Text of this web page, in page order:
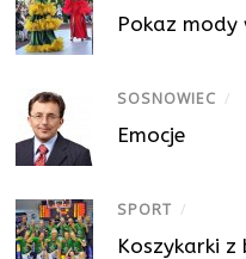
Pokaz mody
SOSNOWIEC /
Emocje
SPORT /
Koszykarki